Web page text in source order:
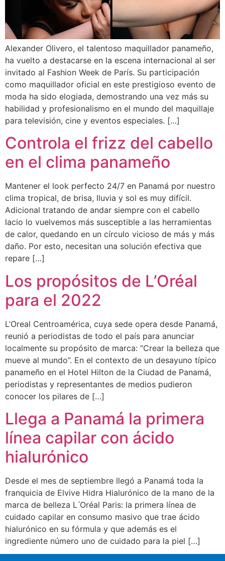
Alexander Olivero, el talentoso maquillador panameño,
ha vuelto a destacarse en la escena internacional al ser
invitado al Fashion Week de París. Su participación
como maquillador oficial en este prestigioso evento de
moda ha sido elogiada, demostrando una vez más su
habilidad y profesionalismo en el mundo del maquillaje
para televisión, cine y eventos especiales. […]
Controla el frizz del cabello
en el clima panameño
Mantener el look perfecto 24/7 en Panamá por nuestro
clima tropical, de brisa, lluvia y sol es muy difícil.
Adicional tratando de andar siempre con el cabello
lacio lo vuelvemos más susceptible a las herramientas
de calor, quedando en un círculo vicioso de más y más
daño. Por esto, necesitan una solución efectiva que
repare […]
Los propósitos de L’Oréal
para el 2022
L’Oreal Centroamérica, cuya sede opera desde Panamá,
reunió a periodistas de todo el país para anunciar
localmente su propósito de marca: “Crear la belleza que
mueve al mundo”. En el contexto de un desayuno típico
panameño en el Hotel Hilton de la Ciudad de Panamá,
periodistas y representantes de medios pudieron
conocer los pilares de […]
Llega a Panamá la primera
línea capilar con ácido
hialurónico
Desde el mes de septiembre llegó a Panamá toda la
franquicia de Elvive Hidra Hialurónico de la mano de la
marca de belleza L ́Oréal Paris: la primera línea de
cuidado capilar en consumo masivo que trae ácido
hialurónico en su fórmula y que además es el
ingrediente número uno de cuidado para la piel […]